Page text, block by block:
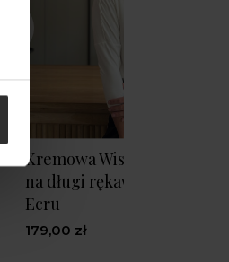
Kremowa Wiskozowa
na długi rękaw New Anne
Ecru
179,00 zł